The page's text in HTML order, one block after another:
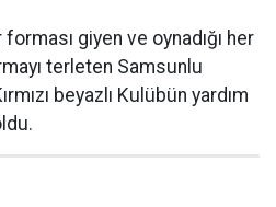
giyen ve oynadığı her
terleten Samsunlu
beyazlı Kulübün yardım